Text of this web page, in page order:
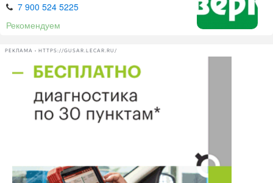
7 900 524 5225
Рекомендуем
РЕКЛАМА • HTTPS://GUSAR.LECAR.RU/